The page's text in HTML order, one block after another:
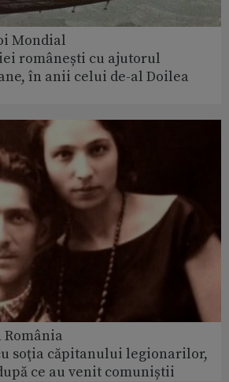
Mondial
românești cu ajutorul
în anii celui de-al Doilea
România
soţia căpitanului legionarilor,
ce au venit comuniștii